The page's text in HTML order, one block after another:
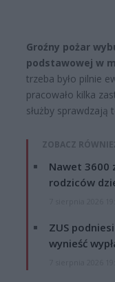
Groźny pożar
podstawowej w
trzeba było pilnie
pracowało kilka
służby sprawdzają
ZOBACZ
Nawet 3600
rodziców
ZUS
wynieść